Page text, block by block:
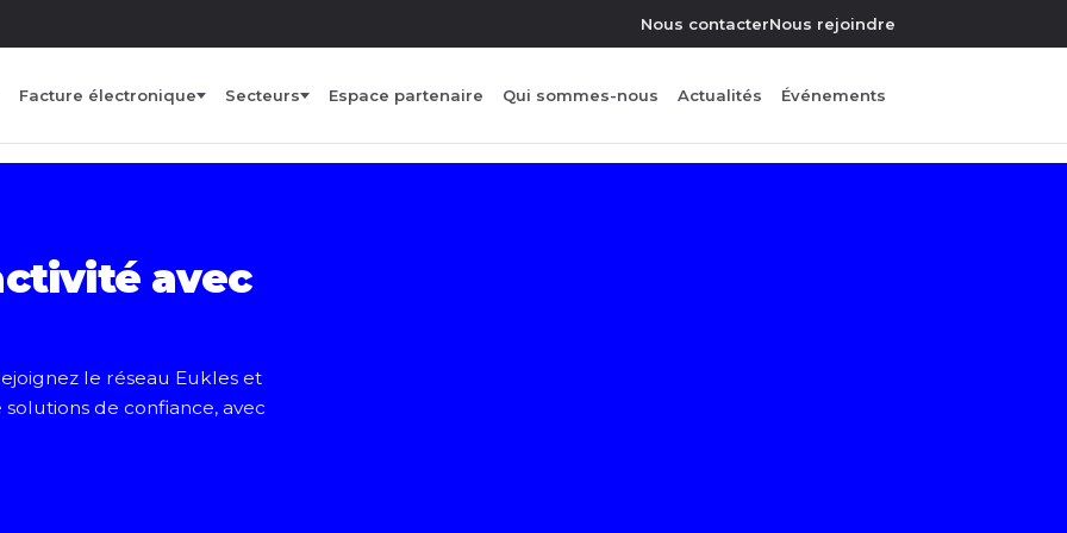
Nous contacterNous rejoindre
Facture électronique Secteurs Espace partenaire Qui sommes-nous Actualités Événements
avec
le réseau Eukles et
de confiance, avec